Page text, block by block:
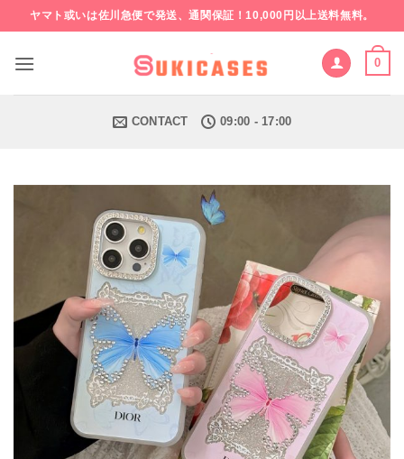
to
content
ヤマト或いは佐川急便で発送、通関保証！10,000円以上送料無料。
0
CONTACT 09:00 - 17:00